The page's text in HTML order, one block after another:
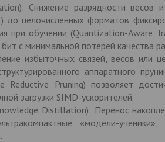
Снижение разрядности весов
до целочисленных форматов
при обучении (Quantization-Aware
с минимальной потерей качества
избыточных связей, весов или
аппаратного
Reductive Pruning) позволяет
загрузки SIMD-ускорителей.
Distillation): Перенос
«модели-